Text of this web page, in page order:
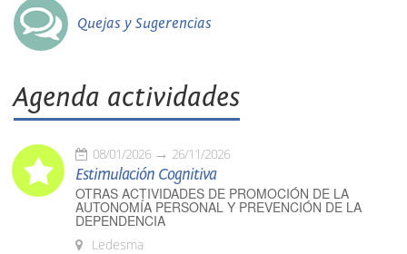
Quejas y Sugerencias
Agenda actividades
08/01/2026 26/11/2026
Estimulación Cognitiva
OTRAS ACTIVIDADES DE PROMOCIÓN DE LA
AUTONOMÍA PERSONAL Y PREVENCIÓN DE LA
DEPENDENCIA
Ledesma